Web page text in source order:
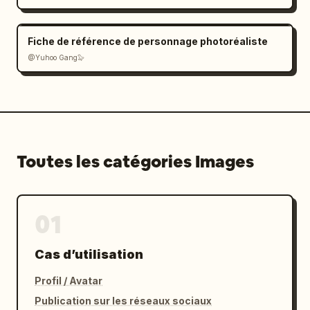
Fiche de référence de personnage photoréaliste
@Yuhoo Gang🦭
Toutes les catégories Images
Cas d’utilisation
Profil / Avatar
Publication sur les réseaux sociaux